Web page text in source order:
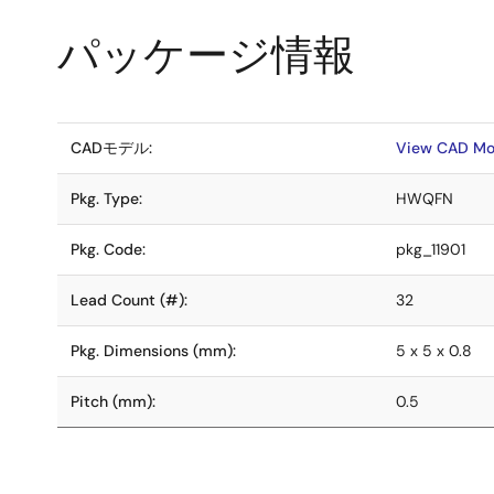
パッケージ情報
CADモデル: View CAD
Pkg. Type: HWQFN
Pkg. Code: pkg_11901
Lead Count (#): 32
Pkg. Dimensions (mm): 5 x 5 x 0.8
Pitch (mm): 0.5